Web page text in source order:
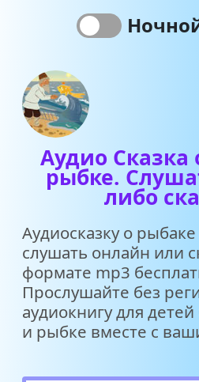
Аудио Сказка
рыбке.
либо
Аудиосказку о
слушать онлайн или
формате mp3
Прослушайте без
аудиокнигу для
и рыбке вместе с